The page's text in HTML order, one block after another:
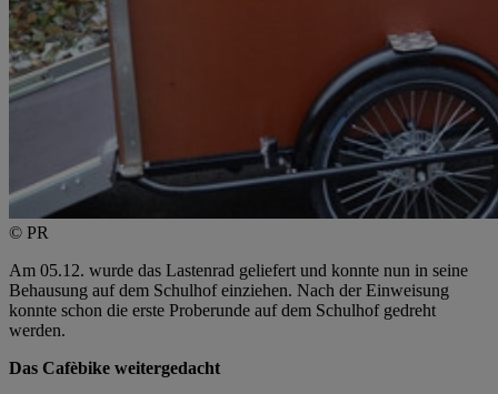
© PR
Am 05.12. wurde das Lastenrad geliefert und konnte nun in seine
Behausung auf dem Schulhof einziehen. Nach der Einweisung
konnte schon die erste Proberunde auf dem Schulhof gedreht
werden.
Das Cafèbike weitergedacht